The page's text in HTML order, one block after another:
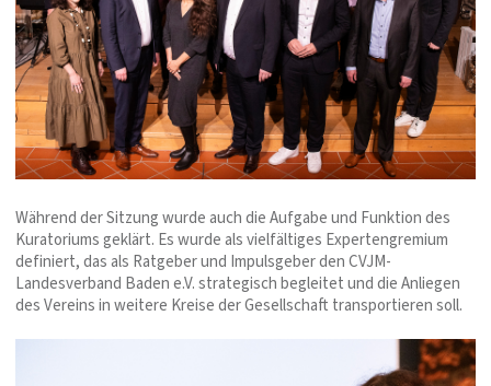
Während der Sitzung wurde auch die Aufgabe und Funktion des
Kuratoriums geklärt. Es wurde als vielfältiges Expertengremium
definiert, das als Ratgeber und Impulsgeber den CVJM-
Landesverband Baden e.V. strategisch begleitet und die Anliegen
des Vereins in weitere Kreise der Gesellschaft transportieren soll.